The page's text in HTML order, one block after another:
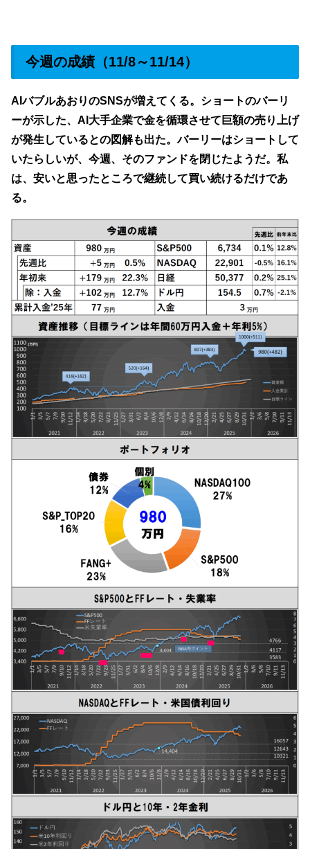
今週の成績（11/8～11/14）
AIバブルあおりのSNSが増えてくる。ショートのバーリ
ーが示した、AI大手企業で金を循環させて巨額の売り上げ
が発生しているとの図解も出た。バーリーはショートして
いたらしいが、今週、そのファンドを閉じたようだ。私
は、安いと思ったところで継続して買い続けるだけであ
る。